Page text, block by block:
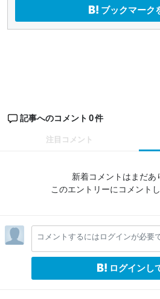
ブックマーク
記事へのコメント 0件
注目コメント
新着コメントはまだあ
このエントリーにコメント
コメントするにはログインが必要
ログインし